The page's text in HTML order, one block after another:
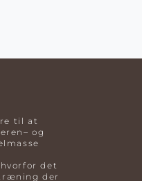
til at
og
det
der